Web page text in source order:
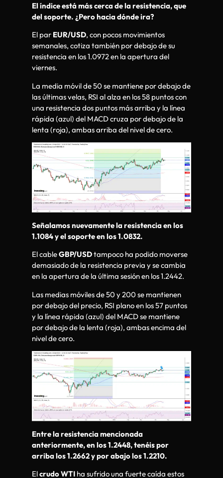
El índice está más cerca de la resistencia, que
del soporte. ¿Pero hacia dónde ira?
El par EUR/USD, con pocos movimientos
semanales, cotiza también por debajo de su
resistencia en los 1.0972 en la apertura del
viernes.
La media móvil de 50 se mantiene por debajo de
las últimas velas, RSI al alza en los 58 puntos con
una resistencia dos puntos más arriba y la línea
rápida (azul) del MACD cruza por debajo de la
lenta (roja), ambas arriba del nivel de cero.
Señalamos nuevamente la resistencia en los
1.1084 y el soporte en los 1.0832.
El cableGBP/USDtampoco ha podido moverse
demasiado de la resistencia previa y se cambia
en la apertura de la última sesión en los 1.2442.
Las medias móviles de 50 y 200 se mantienen
por debajo del precio, RSI plano en los 57 puntos
y la línea rápida (azul) del MACD se mantiene
por debajo de la lenta (roja), ambas encima del
nivel de cero.
Entre la resistencia mencionada
anteriormente, en los 1.2448, tenéis por
arriba los 1.2662 y por abajo los 1.2210.
Elcrudo WTI ha sufrido una fuerte caída estos